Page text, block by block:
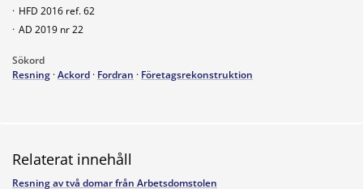
· HFD 2016 ref. 62
· AD 2019 nr 22
Sökord
Resning ·Ackord · Fordran · Företagsrekonstruktion
Relaterat innehåll
Resning av två domar från Arbetsdomstolen